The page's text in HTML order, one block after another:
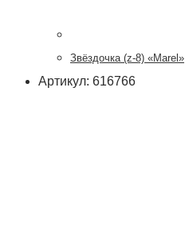
Звёздочка (z-8) «Marel»
Артикул: 616766